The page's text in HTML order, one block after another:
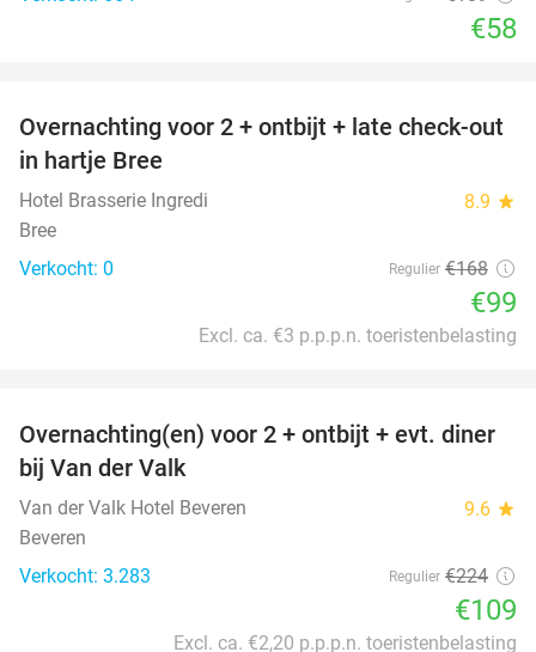
€58
41%
TODAY
Overnachting voor 2 + ontbijt + late check-out
in hartje Bree
Hotel Brasserie Ingredi 8.9 star
Bree
Verkocht: 0
Regulier €168
€99
Excl. ca. €3 p.p.p.n. toeristenbelasting
51%
Overnachting(en) voor 2 + ontbijt + evt. diner
bij Van der Valk
Van der Valk Hotel Beveren 9.6 star
Beveren
Verkocht: 3.283
Regulier €224
€109
Excl. ca. €2,20 p.p.p.n. toeristenbelasting